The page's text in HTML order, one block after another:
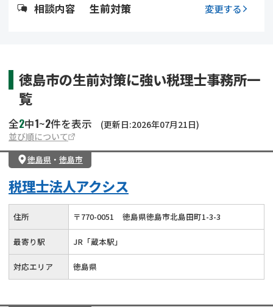
相談内容 生前対策 変更する
徳島市の生前対策に強い税理士事務所一
覧
全2中1~2件を表示
(更新日:2026年07月21日)
並び順について
徳島県 ・ 徳島市
税理士法人アクシス
住所 〒770-0051 徳島県徳島市北島田町1-3-3
最寄り駅 JR「蔵本駅」
対応エリア 徳島県